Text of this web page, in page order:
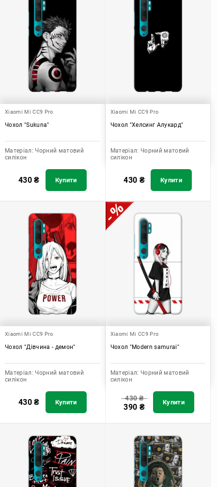
Xiaomi Mi CC9 Pro
Чохол "Sukuna"
Матеріал: Чорний матовий
силікон
430₴ Купити
Xiaomi Mi CC9 Pro
Чохол "Хелсинг Алукард"
Матеріал: Чорний матовий
силікон
430 ₴ Купити
Xiaomi Mi CC9 Pro
Чохол "Дівчина - демон"
Матеріал: Чорний матовий
силікон
430₴ Купити
Xiaomi Mi CC9 Pro
Чохол "Modern samurai"
Матеріал: Чорний матовий
силікон
430₴
390 ₴ Купити